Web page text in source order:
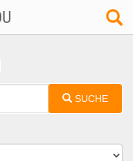
SUCHE